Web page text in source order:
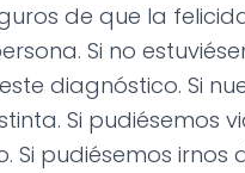
de que la
Si no
diagnóstico. Si
Si pudiésemos
Si pudiésemos irnos